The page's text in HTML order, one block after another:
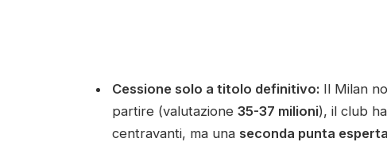
Cessione solo a titolo definitivo: Il Milan
partire (valutazione 35-37 milioni), il club
centravanti, ma una seconda punta esperta